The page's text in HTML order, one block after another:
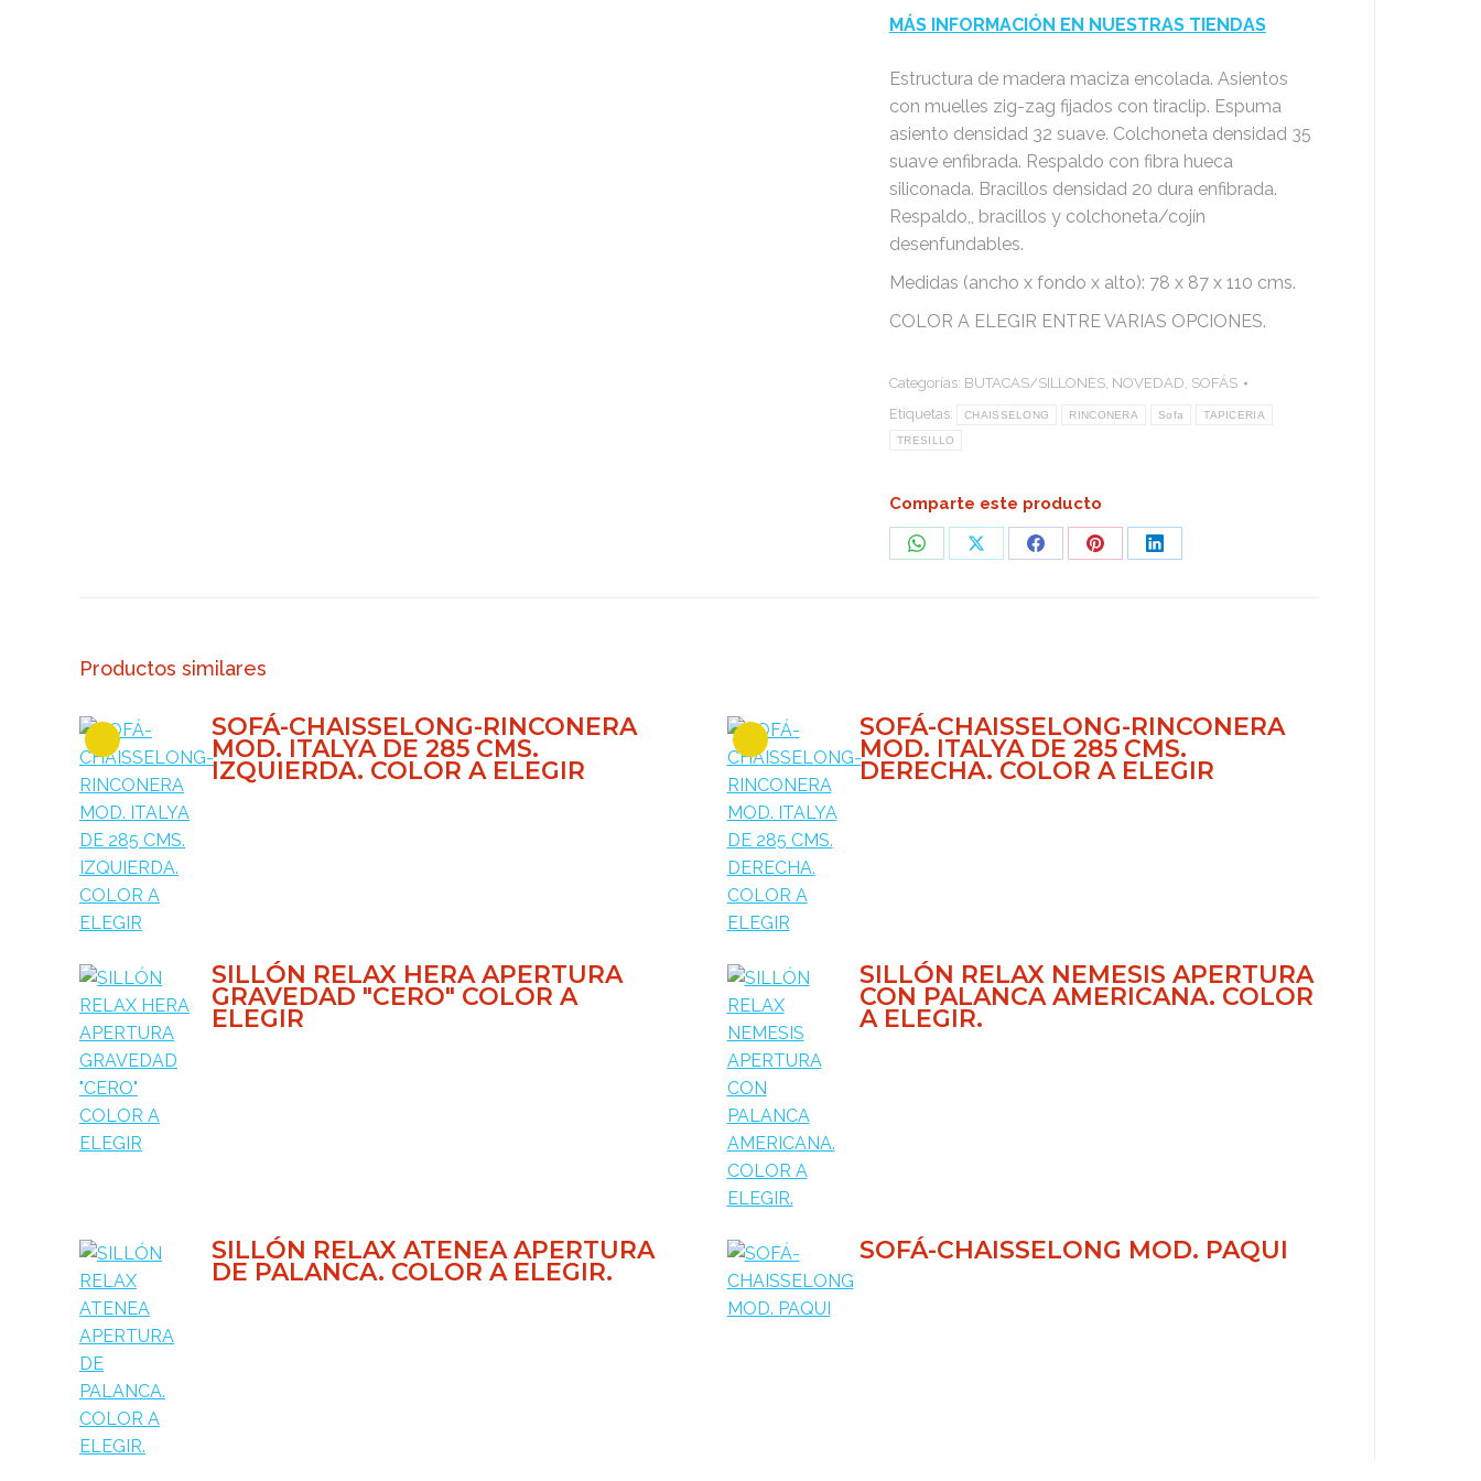
MÁS INFORMACIÓN EN NUESTRAS TIENDAS
Estructura de madera maciza encolada. Asientos
con muelles zig-zag fijados con tiraclip. Espuma
asiento densidad 32 suave. Colchoneta densidad 35
suave enfibrada. Respaldo con fibra hueca
siliconada. Bracillos densidad 20 dura enfibrada.
Respaldo,, bracillos y colchoneta/cojín
desenfundables.
Medidas (ancho x fondo x alto): 78 x 87 x 110 cms.
COLOR A ELEGIR ENTRE VARIAS OPCIONES.
Categorías: BUTACAS/SILLONES, NOVEDAD, SOFÁS
Etiquetas:
CHAISSELONG RINCONERA Sofa TAPICERIA
TRESILLO
Comparte este producto
Share
Share
Share
Share
Share
Productos similares
SOFÁ-CHAISSELONG-RINCONERA
MOD. ITALYA DE 285 CMS.
IZQUIERDA. COLOR A ELEGIR
SOFÁ-CHAISSELONG-RINCONERA
MOD. ITALYA DE 285 CMS.
DERECHA. COLOR A ELEGIR
SILLÓN RELAX HERA APERTURA
GRAVEDAD "CERO" COLOR A
ELEGIR
SILLÓN RELAX NEMESIS APERTURA
CON PALANCA AMERICANA. COLOR
A ELEGIR.
SILLÓN RELAX ATENEA APERTURA
DE PALANCA. COLOR A ELEGIR.
SOFÁ-CHAISSELONG MOD. PAQUI